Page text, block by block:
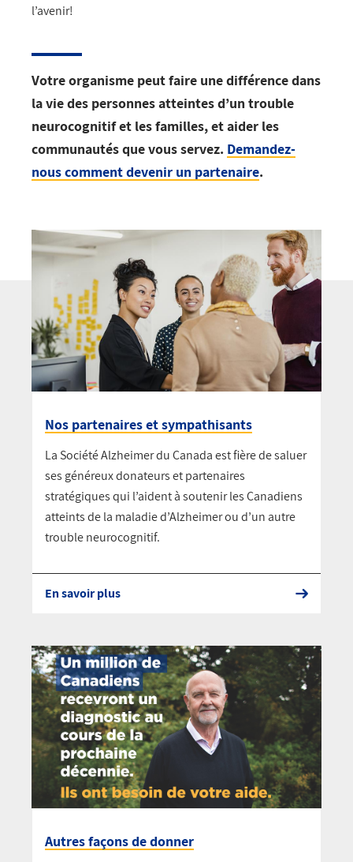
l’avenir!
Votre organisme peut faire une différence dans
la vie des personnes atteintes d’un trouble
neurocognitif et les familles, et aider les
communautés que vous servez. Demandez-
nous comment devenir un partenaire.
Nos partenaires et sympathisants
La Société Alzheimer du Canada est fière de saluer
ses généreux donateurs et partenaires
stratégiques qui l’aident à soutenir les Canadiens
atteints de la maladie d’Alzheimer ou d’un autre
trouble neurocognitif.
En savoir plus
Autres façons de donner